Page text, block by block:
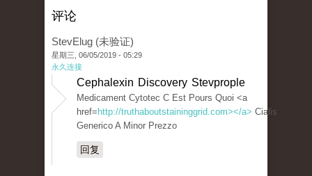
评论
StevElug (未验证)
星期三, 06/05/2019 - 05:29
永久连接
Cephalexin Discovery Stevprople
Medicament Cytotec C Est Pours Quoi <a
href= http://truthaboutstaininggrid.com></a> Cialis
Generico A Minor Prezzo
回复